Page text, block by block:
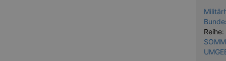
Reihe: